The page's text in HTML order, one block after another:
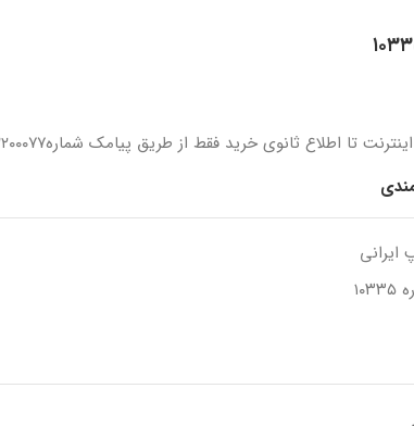
تا اطلاع ثانویخریدفقط از طریق پیامک شماره۰۹۳۵۲۲۰۰۰۷۷
ایرانی